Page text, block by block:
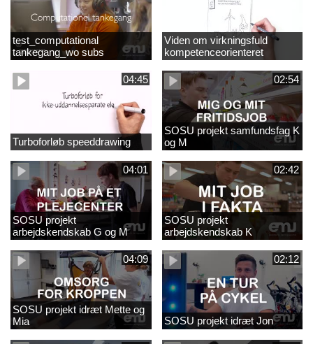
test_computational
tankegang_wo subs
Viden om virkningsfuld
kompetenceorienteret
naturfagsundervisning
04:45
Turboforløb speeddrawing
02:54
SOSU projekt samfundsfag K
og M
04:01
SOSU projekt
arbejdskendskab G og M
02:42
SOSU projekt
arbejdskendskab K
04:09
SOSU projekt idræt Mette og
Mia
02:12
SOSU projekt idræt Jon